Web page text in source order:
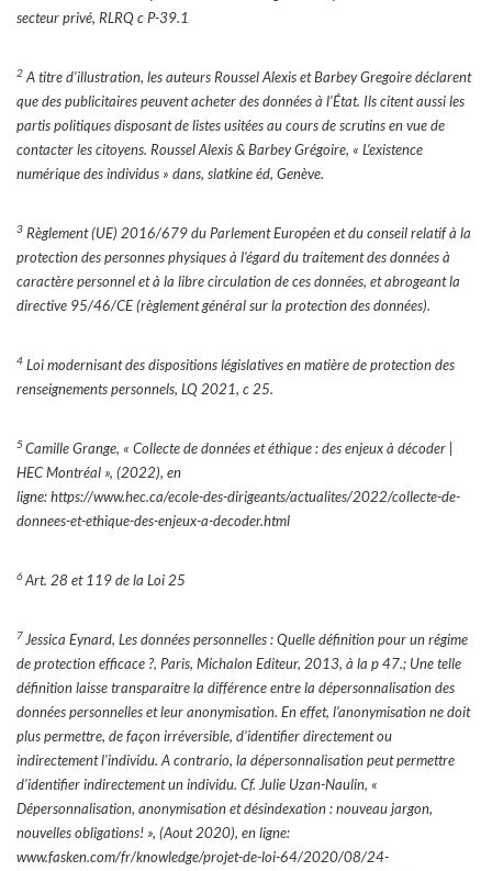
secteur privé, RLRQ c P-39.1
2 A titre d’illustration, les auteurs Roussel Alexis et Barbey Gregoire déclarent
que des publicitairespeuvent acheter des données à l’État. Ils citent aussi les
partis politiques disposant de listes usitées au cours de scrutins en vue de
contacter les citoyens. Roussel Alexis & Barbey Grégoire, « L’existence
numérique des individus » dans, slatkine éd, Genève.
3 Règlement (UE) 2016/679 du Parlement Européen et du conseil relatif à la
protection des personnes physiques à l’égard du traitement des données à
caractère personnel et à la libre circulation de ces données, et abrogeant la
directive 95/46/CE (règlement général sur la protection des données).
4 Loi modernisant des dispositions législatives en matière de protection des
renseignements personnels, LQ 2021, c 25.
5Camille Grange, « Collecte de données et éthique : des enjeux à décoder |
HEC Montréal », (2022), en
ligne: https://www.hec.ca/ecole-des-dirigeants/actualites/2022/collecte-de-
donnees-et-ethique-des-enjeux-a-decoder.html
6Art. 28 et 119 de la Loi 25
7 Jessica Eynard, Les données personnelles : Quelle définition pour un régime
de protection efficace ?, Paris, Michalon Editeur, 2013, à la p 47.; Une telle
définition laisse transparaitre la différence entre la dépersonnalisation des
données personnelles et leur anonymisation. En effet, l’anonymisation ne doit
plus permettre, de façon irréversible, d’identifier directement ou
indirectement l’individu. A contrario, la dépersonnalisation peut permettre
d’identifier indirectement un individu. Cf. Julie Uzan-Naulin, «
Dépersonnalisation, anonymisation et désindexation : nouveau jargon,
nouvelles obligations! », (Aout 2020), en ligne:
www.fasken.com/fr/knowledge/projet-de-loi-64/2020/08/24-